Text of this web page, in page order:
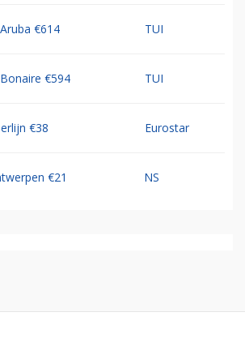
€614 TUI
€594 TUI
€38 Eurostar
€21 NS